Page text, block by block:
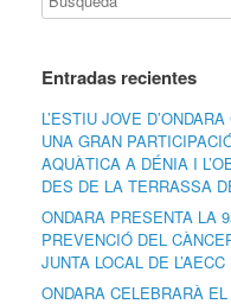
Entradas recientes
L’ESTIU JOVE
UNA GRAN
AQUÀTICA A DÉNIA I
DES DE LA TERRASSA
ONDARA PRESENTA LA
PREVENCIÓ DEL
JUNTA LOCAL DE L’AECC
ONDARA CELEBRARÀ